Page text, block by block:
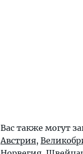
Вас также могут
Австрия,